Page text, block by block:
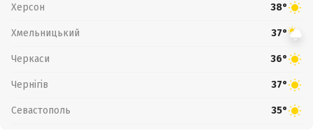
Херсон 38°
Хмельницький 37°
Черкаси 36°
Чернігів 37°
Севастополь 35°